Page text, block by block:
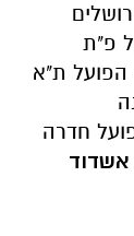
פ"ת
ת"א
חדרה